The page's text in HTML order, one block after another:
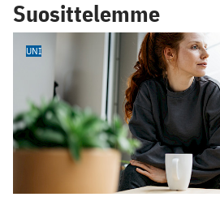
Suosittelemme
UNI